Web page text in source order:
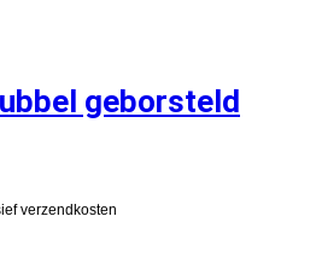
geborsteld
verzendkosten